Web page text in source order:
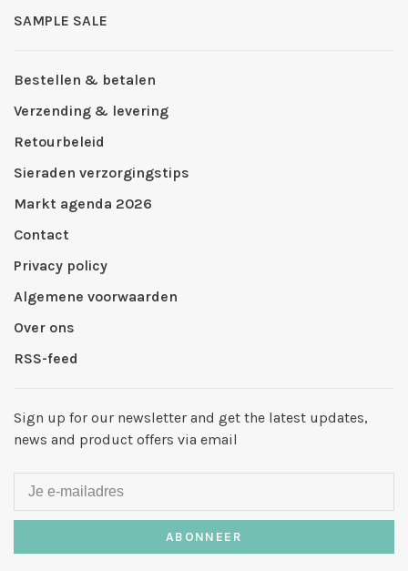
SAMPLE SALE
Bestellen & betalen
Verzending & levering
Retourbeleid
Sieraden verzorgingstips
Markt agenda 2026
Contact
Privacy policy
Algemene voorwaarden
Over ons
RSS-feed
Sign up for our newsletter and get the latest updates,
news and product offers via email
ABONNEER